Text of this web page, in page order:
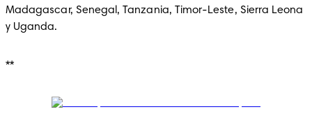
Madagascar, Senegal, Tanzania, Timor-Leste, Sierra Leona
y Uganda.
**